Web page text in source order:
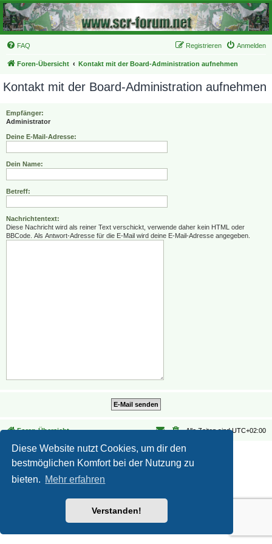
Diese Website nutzt Cookies, um dir den
bestmöglichen Komfort bei der Nutzung zu
bieten. Mehr erfahren
Verstanden!
FAQ Anmelden
Registrieren
Foren-Übersicht Kontakt mit der Board-Administration aufnehmen
Kontakt mit der Board-Administration aufnehmen
Empfänger:
Administrator
Deine E-Mail-Adresse:
Dein Name:
Betreff:
Nachrichtentext:
Diese Nachricht wird als reiner Text verschickt, verwende daher kein HTML oder
BBCode. Als Antwort-Adresse für die E-Mail wird deine E-Mail-Adresse angegeben.
Foren-Übersicht Alle Zeiten sindUTC+02:00
Datenschutz|Nutzungsbedingungen